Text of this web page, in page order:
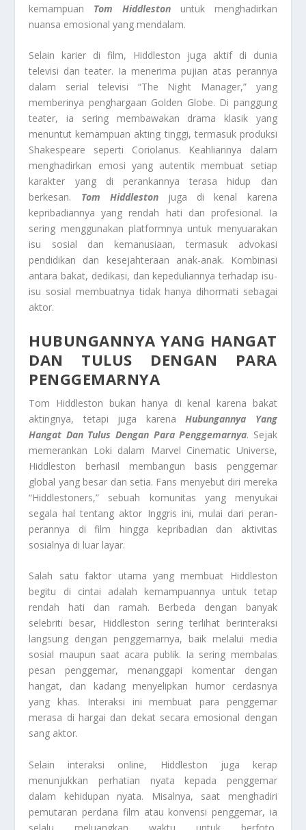
kemampuan Tom Hiddleston untuk menghadirkan
nuansa emosional yang mendalam.
Selain karier di film, Hiddleston juga aktif di dunia
televisi dan teater. Ia menerima pujian atas perannya
dalam serial televisi “The Night Manager,” yang
memberinya penghargaan Golden Globe. Di panggung
teater, ia sering membawakan drama klasik yang
menuntut kemampuan akting tinggi, termasuk produksi
Shakespeare seperti Coriolanus. Keahliannya dalam
menghadirkan emosi yang autentik membuat setiap
karakter yang di perankannya terasa hidup dan
berkesan. Tom Hiddlestonjuga di kenal karena
kepribadiannya yang rendah hati dan profesional. Ia
sering menggunakan platformnya untuk menyuarakan
isu sosial dan kemanusiaan, termasuk advokasi
pendidikan dan kesejahteraan anak-anak. Kombinasi
antara bakat, dedikasi, dan kepeduliannya terhadap isu-
isu sosial membuatnya tidak hanya dihormati sebagai
aktor.
HUBUNGANNYA YANG HANGAT
DAN TULUS DENGAN PARA
PENGGEMARNYA
Tom Hiddleston bukan hanya di kenal karena bakat
aktingnya, tetapi juga karenaHubungannya Yang
Hangat Dan Tulus Dengan Para Penggemarnya. Sejak
memerankan Loki dalam Marvel Cinematic Universe,
Hiddleston berhasil membangun basis penggemar
global yang besar dan setia. Fans menyebut diri mereka
“Hiddlestoners,” sebuah komunitas yang menyukai
segala hal tentang aktor Inggris ini, mulai dari peran-
perannya di film hingga kepribadian dan aktivitas
sosialnya di luar layar.
Salah satu faktor utama yang membuat Hiddleston
begitu di cintai adalah kemampuannya untuk tetap
rendah hati dan ramah. Berbeda dengan banyak
selebriti besar, Hiddleston sering terlihat berinteraksi
langsung dengan penggemarnya, baik melalui media
sosial maupun saat acara publik. Ia sering membalas
pesan penggemar, menanggapi komentar dengan
hangat, dan kadang menyelipkan humor cerdasnya
yang khas. Interaksi ini membuat para penggemar
merasa di hargai dan dekat secara emosional dengan
sang aktor.
Selain interaksi online, Hiddleston juga kerap
menunjukkan perhatian nyata kepada penggemar
dalam kehidupan nyata. Misalnya, saat menghadiri
pemutaran perdana film atau konvensi penggemar, ia
selalu meluangkan waktu untuk berfoto,